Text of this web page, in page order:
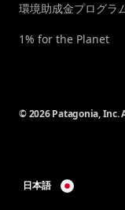
環境助成金プログラ
1% for the Planet
© 2026 Patagonia, Inc.
日本語